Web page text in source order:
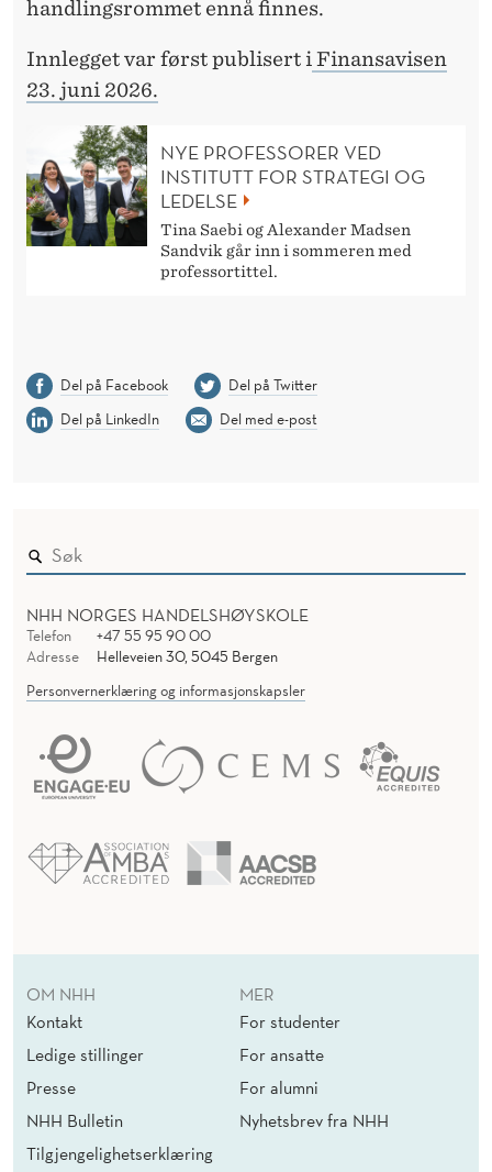
handlingsrommet ennå finnes.
Innlegget var først publisert i Finansavisen
23. juni 2026.
NYE PROFESSORER VED
INSTITUTT FOR STRATEGI OG
LEDELSE
Tina Saebi og Alexander Madsen
Sandvik går inn i sommeren med
professortittel.
Del på Facebook
Del på Twitter
Del på LinkedIn
Del med e-post
NHH NORGES HANDELSHØYSKOLE
Telefon
+47 55 95 90 00
Adresse
Helleveien 30, 5045 Bergen
Personvernerklæring og informasjonskapsler
OM NHH
Kontakt
Ledige stillinger
Presse
NHH Bulletin
Tilgjengelighetserklæring
MER
For studenter
For ansatte
For alumni
Nyhetsbrev fra NHH